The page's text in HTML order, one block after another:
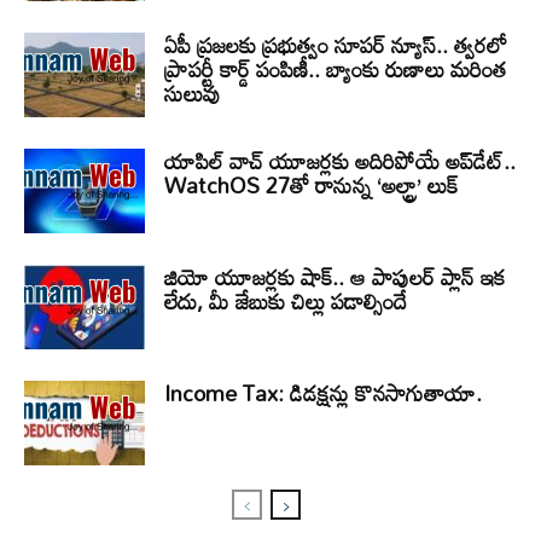
ఏపీ ప్రజలకు ప్రభుత్వం సూపర్ న్యూస్.. త్వరలో
ప్రాపర్టీ కార్డ్ పంపిణీ.. బ్యాంకు రుణాలు మరింత
సులువు
యాపిల్ వాచ్ యూజర్లకు అదిరిపోయే అప్‌డేట్..
WatchOS 27తో రానున్న ‘అల్ట్రా’ లుక్
జియో యూజర్లకు షాక్.. ఆ పాపులర్ ప్లాన్ ఇక
లేదు, మీ జేబుకు చిల్లు పడాల్సిందే
Income Tax: డిడక్షన్లు కొనసాగుతాయా.